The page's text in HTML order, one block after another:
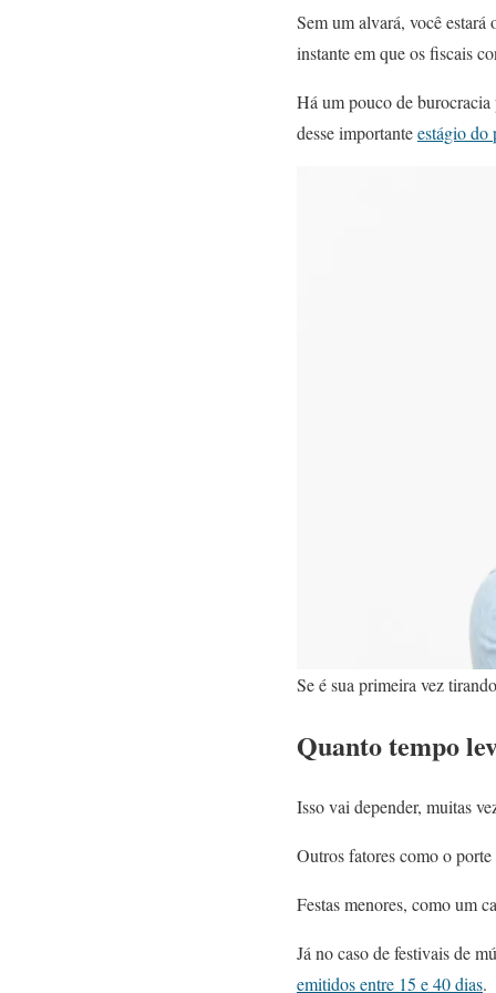
Sem um alvará, você
instante em que os fiscais
Há um pouco de burocracia
desse importanteestágio do
Se é sua primeira vez
Quanto tempo
Isso vai depender, muitas
Outros fatores como o
Festas menores, como um
Já no caso de festivais de
emitidos entre 15 e 40 dias.